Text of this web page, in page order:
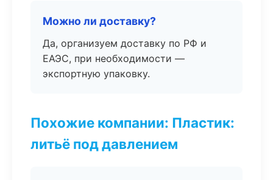
Можно ли доставку?
Да, организуем доставку по РФ и
ЕАЭС, при необходимости —
экспортную упаковку.
Похожие компании: Пластик:
литьё под давлением